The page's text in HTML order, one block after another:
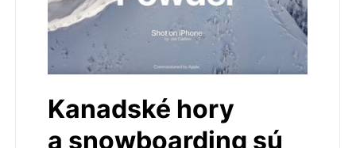
Kanadské hory
a snowboarding sú